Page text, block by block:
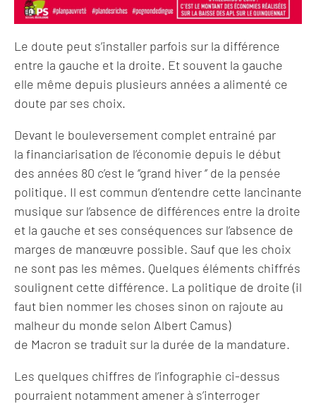
Le doute peut s’installer parfois sur la différence
entre la gauche et la droite. Et souvent la gauche
elle même depuis plusieurs années a alimenté ce
doute par ses choix.
Devant le bouleversement complet entrainé par
la financiarisation de l’économie depuis le début
des années 80 c’est le ‘’grand hiver ‘’ de la pensée
politique. Il est commun d’entendre cette lancinante
musique sur l’absence de différences entre la droite
et la gauche et ses conséquences sur l’absence de
marges de manœuvre possible. Sauf que les choix
ne sont pas les mêmes. Quelques éléments chiffrés
soulignent cette différence. La politique de droite (il
faut bien nommer les choses sinon on rajoute au
malheur du monde selon Albert Camus)
de Macron se traduit sur la durée de la mandature.
Les quelques chiffres de l’infographie ci-dessus
pourraient notamment amener à s’interroger